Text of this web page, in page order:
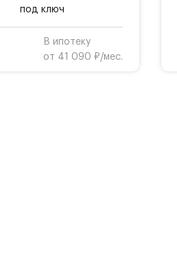
под ключ
В ипотеку
от 41 090 ₽/мес.